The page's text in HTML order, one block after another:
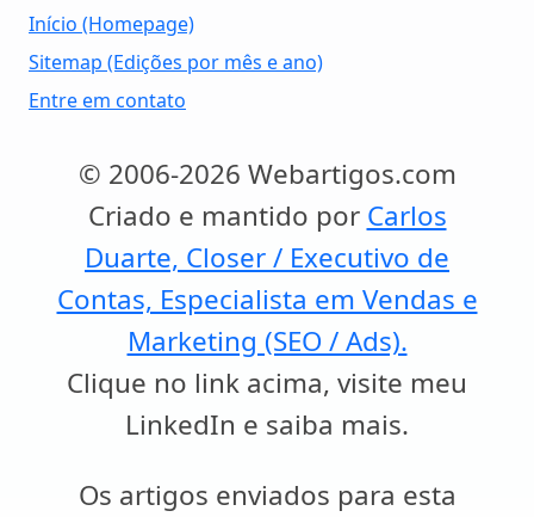
Início (Homepage)
Sitemap (Edições por mês e ano)
Entre em contato
© 2006-2026 Webartigos.com
Criado e mantido por Carlos
Duarte, Closer / Executivo de
Contas, Especialista em Vendas e
Marketing (SEO / Ads).
Clique no link acima, visite meu
LinkedIn e saiba mais.
Os artigos enviados para esta